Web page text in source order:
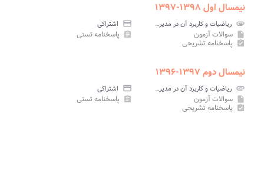
نیمسال اول ۱۳۹۸-۱۳۹۷
attachment ریاضیات و کاربرد آن در مدیریت ۱ پیام نور credit_card اشتراکی
insert_drive_file سوالات آزمون assignment پاسخنامه تستی
assignment_turned_in پاسخنامه تشریحی
نیمسال دوم ۱۳۹۷-۱۳۹۶
attachment ریاضیات و کاربرد آن در مدیریت ۱ پیام نور credit_card اشتراکی
insert_drive_file سوالات آزمون assignment پاسخنامه تستی
assignment_turned_in پاسخنامه تشریحی